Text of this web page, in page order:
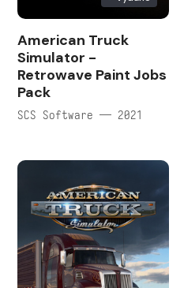
American Truck
Simulator -
Retrowave Paint Jobs
Pack
SCS Software — 2021